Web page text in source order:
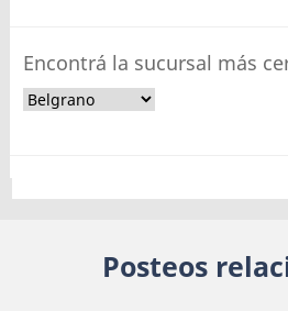
Encontrá la sucursal más
Posteos